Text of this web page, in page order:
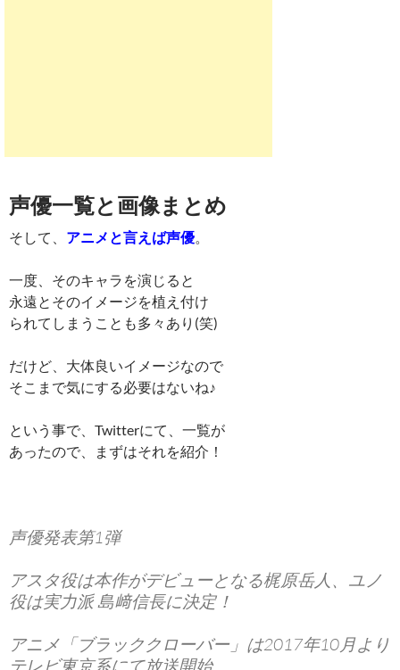
声優一覧と画像まとめ
そして、 アニメと言えば声優。
一度、そのキャラを演じると
永遠とそのイメージを植え付け
られてしまうことも多々あり(笑)
だけど、大体良いイメージなので
そこまで気にする必要はないね♪
という事で、Twitterにて、一覧が
あったので、まずはそれを紹介！
声優発表第1弾
アスタ役は本作がデビューとなる梶原岳人、ユノ
役は実力派 島﨑信長に決定！
アニメ「ブラッククローバー」は2017年10月より
テレビ東京系にて放送開始